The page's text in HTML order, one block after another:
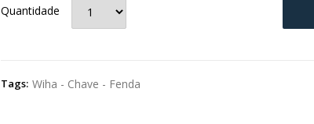
Quantidade
Tags: Wiha - Chave - Fenda